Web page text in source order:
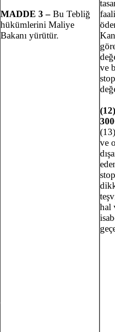
MADDE 3 – Bu Tebliğ
hükümlerini Maliye
Bakanı yürütür.
ve
(12)
ve
hal